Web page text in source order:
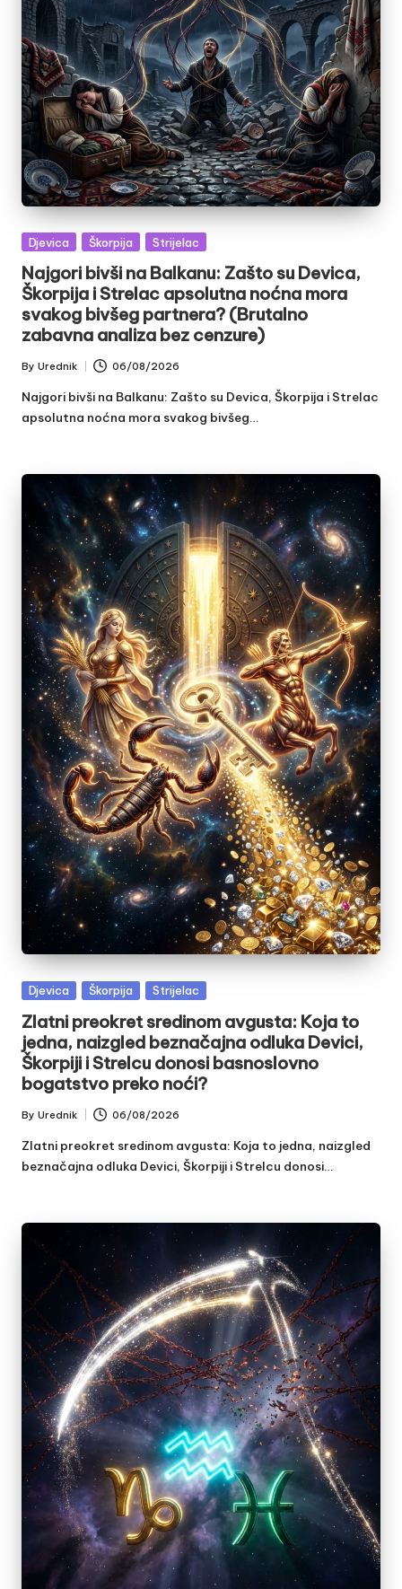
Posted
Djevica Škorpija Strijelac
Najgori bivši na Balkanu: Zašto su Devica,
Škorpija i Strelac apsolutna noćna mora
svakog bivšeg partnera? (Brutalno
zabavna analiza bez cenzure)
Posted
by
By Urednik 06/08/2026
Najgori bivši na Balkanu: Zašto su Devica, Škorpija i Strelac
apsolutna noćna mora svakog bivšeg…
Posted
Djevica Škorpija Strijelac
Zlatni preokret sredinom avgusta: Koja to
jedna, naizgled beznačajna odluka Devici,
Škorpiji i Strelcu donosi basnoslovno
bogatstvo preko noći?
Posted
by
By Urednik 06/08/2026
Zlatni preokret sredinom avgusta: Koja to jedna, naizgled
beznačajna odluka Devici, Škorpiji i Strelcu donosi…